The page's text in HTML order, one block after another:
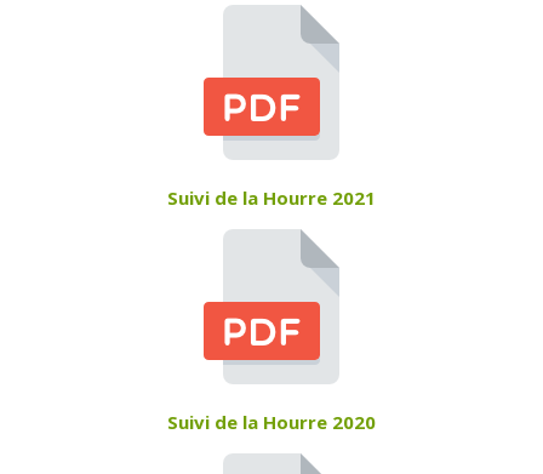
Suivi de la Hourre 2021
Suivi de la Hourre 2020